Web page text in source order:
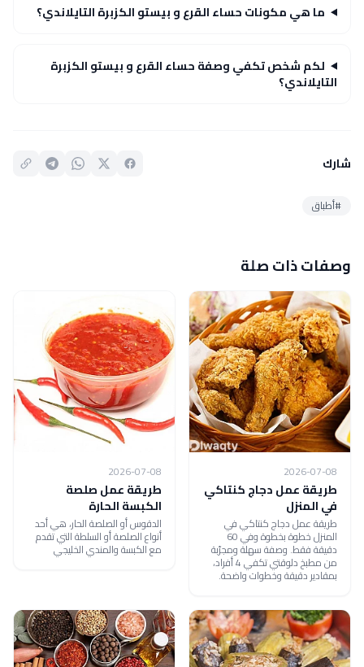
ما هي مكونات حساء القرع و بيستو الكزبرة التايلاندي؟
لكم شخص تكفي وصفة حساء القرع و بيستو الكزبرة
التايلاندي؟
شارك
#أطباق
وصفات ذات صلة
2026-07-08
طريقة عمل دجاج كنتاكي
في المنزل
طريقة عمل دجاج كنتاكي في
المنزل خطوة بخطوة وفي 60
دقيقة فقط. وصفة سهلة ومجرّبة
من مطبخ دلوقتي تكفي 4 أفراد،
بمقادير دقيقة وخطوات واضحة.
2026-07-08
طريقة عمل صلصة
الكبسة الحارة
الدقوس أو الصلصة الحار، هي أحد
أنواع الصلصة أو السلطة التي تقدم
مع الكبسة والمندي الخليجي